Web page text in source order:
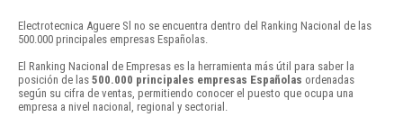
Electrotecnica Aguere Sl no se encuentra dentro del Ranking Nacional de las
500.000 principales empresas Españolas.
El Ranking Nacional de Empresas es la herramienta más útil para saber la
posición de las 500.000 principales empresas Españolas ordenadas
según su cifra de ventas, permitiendo conocer el puesto que ocupa una
empresa a nivel nacional, regional y sectorial.